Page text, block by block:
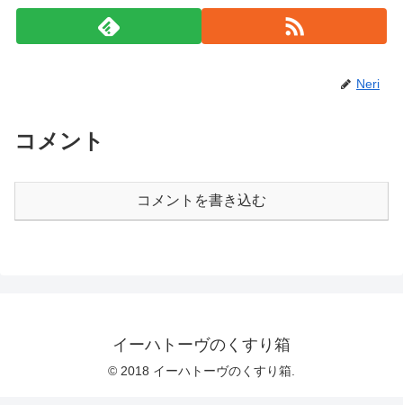
Neri
コメント
コメントを書き込む
イーハトーヴのくすり箱
© 2018 イーハトーヴのくすり箱.